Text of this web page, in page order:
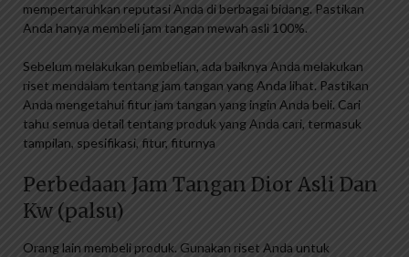
mempertaruhkan reputasi Anda di berbagai bidang. Pastikan
Anda hanya membeli jam tangan mewah asli 100%.
Sebelum melakukan pembelian, ada baiknya Anda melakukan
riset mendalam tentang jam tangan yang Anda lihat. Pastikan
Anda mengetahui fitur jam tangan yang ingin Anda beli. Cari
tahu semua detail tentang produk yang Anda cari, termasuk
tampilan, spesifikasi, fitur, fiturnya
Perbedaan Jam Tangan Dior Asli Dan
Kw (palsu)
Orang lain membeli produk. Gunakan riset Anda untuk